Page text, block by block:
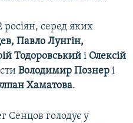
росіян, серед яких
Павло Лунгін,
Тодоровський і Олексій
Володимир Познер і
Хаматова.
Сенцов голодує у